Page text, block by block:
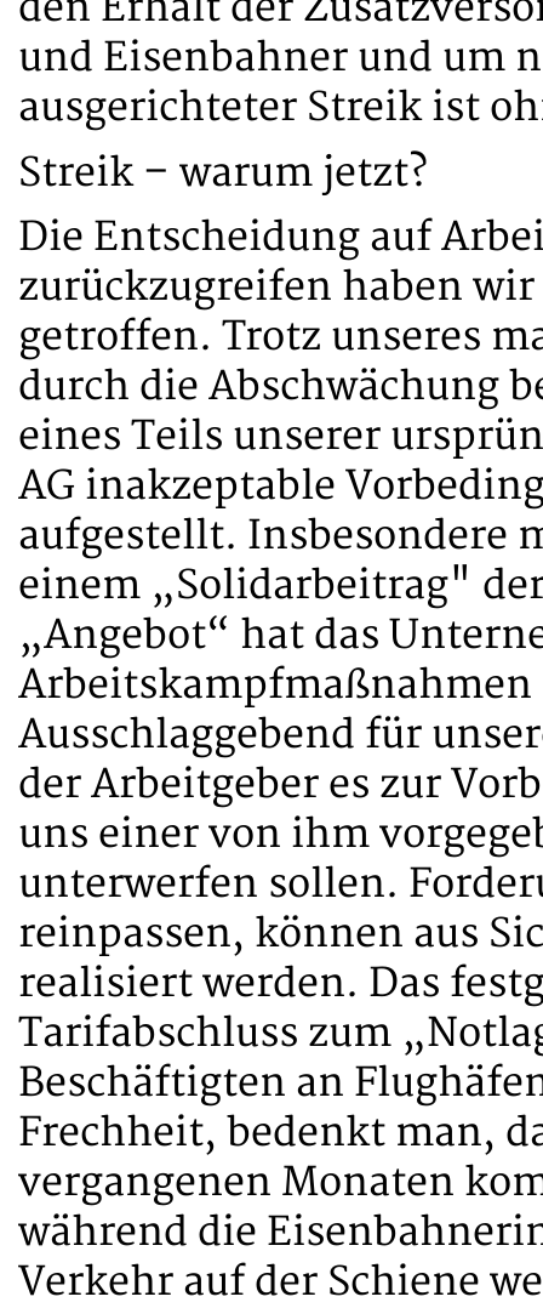
und Eisenbahner und um
ausgerichteter Streik ist
Streik – warum jetzt?
Die Entscheidung auf
zurückzugreifen haben
getroffen. Trotz unseres
durch die Abschwächung
eines Teils unserer
AG inakzeptable
aufgestellt. Insbesondere
einem „Solidarbeitrag"
„Angebot“ hat das
Ausschlaggebend für
der Arbeitgeber es zur
uns einer von ihm
unterwerfen sollen.
reinpassen, können aus
realisiert werden. Das
Tarifabschluss zum
Beschäftigten an
Frechheit, bedenkt man,
vergangenen Monaten
während die
Verkehr auf der Schiene